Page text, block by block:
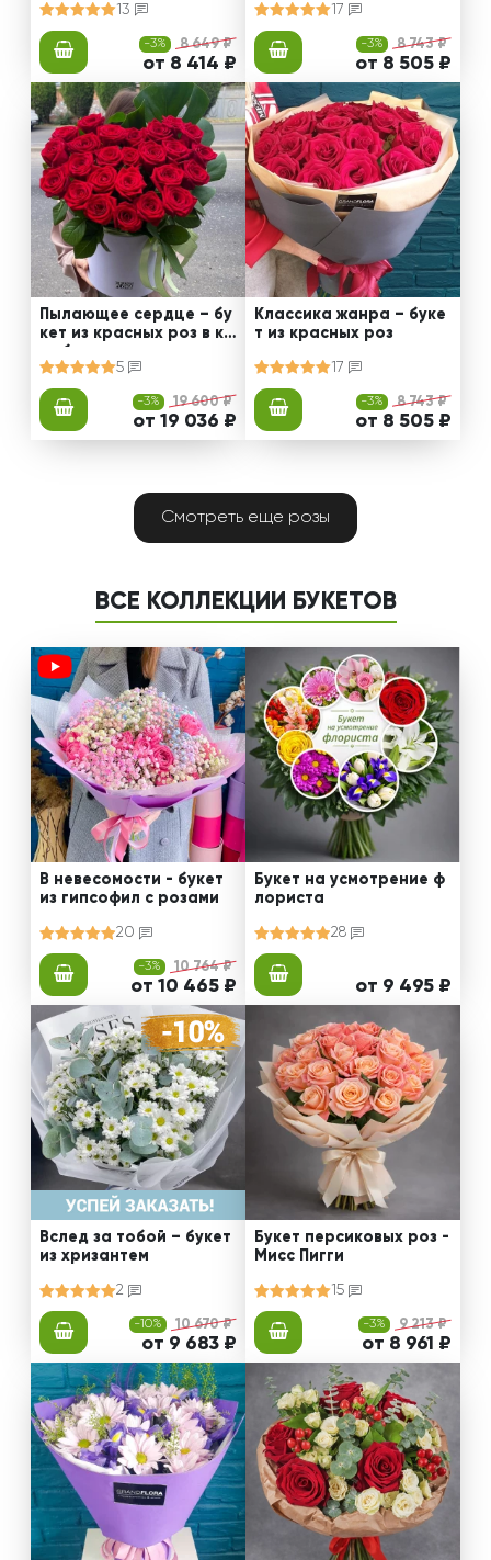
13
-3% 8 649 ₽
от 8 414 ₽
17
-3% 8 743 ₽
от 8 505 ₽
Пылающее сердце – бу
кет из красных роз в ко
робке
5
-3% 19 600 ₽
от 19 036 ₽
Классика жанра – буке
т из красных роз
17
-3% 8 743 ₽
от 8 505 ₽
Смотреть еще розы
ВСЕ КОЛЛЕКЦИИ БУКЕТОВ
В невесомости - букет
из гипсофил с розами
20
-3% 10 764 ₽
от 10 465 ₽
Букет на усмотрение ф
лориста
28
от 9 495 ₽
Вслед за тобой – букет
из хризантем
2
-10% 10 670 ₽
от 9 683 ₽
Букет персиковых роз -
Мисс Пигги
15
-3% 9 213 ₽
от 8 961 ₽